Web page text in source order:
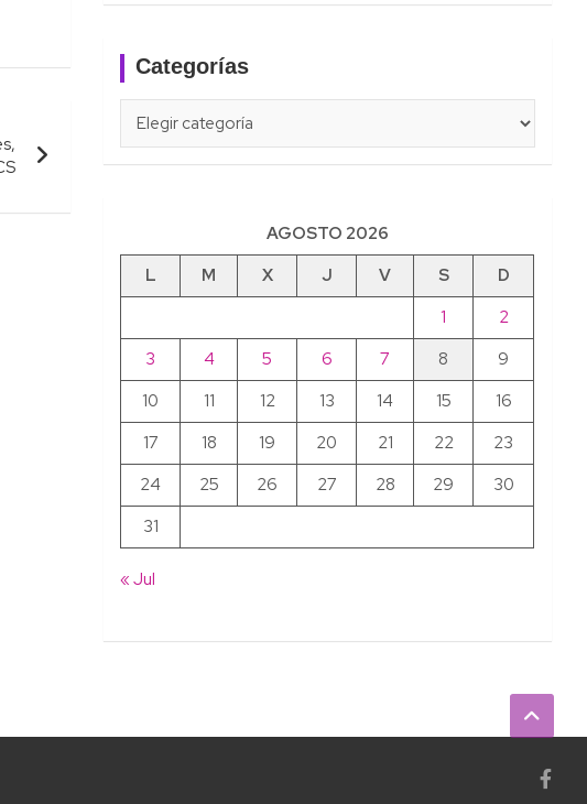
Categorías
AGOSTO 2026
L
M X J V S
D
1
2
3
4 5 6 7 8
9
10
11 12 13 14 15
16
17
18 19 20 21 22
23
24
25 26 27 28 29
30
31
« Jul